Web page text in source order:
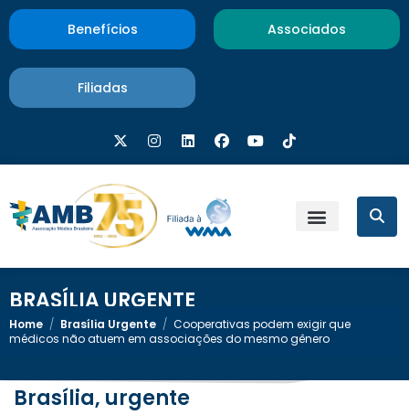
Benefícios Associados
Filiadas
BRASÍLIA URGENTE
Home / Brasília Urgente / Cooperativas podem exigir que
médicos não atuem em associações do mesmo gênero
Brasília, urgente